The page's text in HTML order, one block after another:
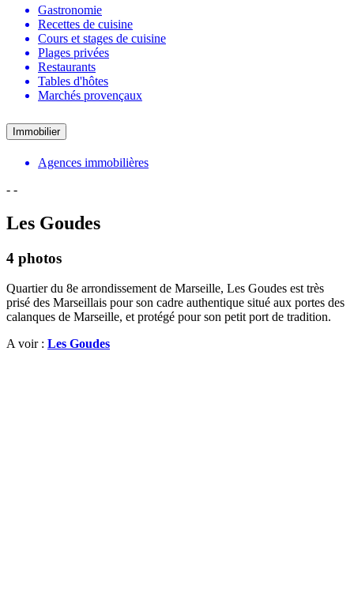
Gastronomie
Recettes de cuisine
Cours et stages de cuisine
Plages privées
Restaurants
Tables d'hôtes
Marchés provençaux
Immobilier
Agences immobilières
- -
Les Goudes
4 photos
Quartier du 8e arrondissement de Marseille, Les Goudes est très
prisé des Marseillais pour son cadre authentique situé aux portes des
calanques de Marseille, et protégé pour son petit port de tradition.
A voir : Les Goudes